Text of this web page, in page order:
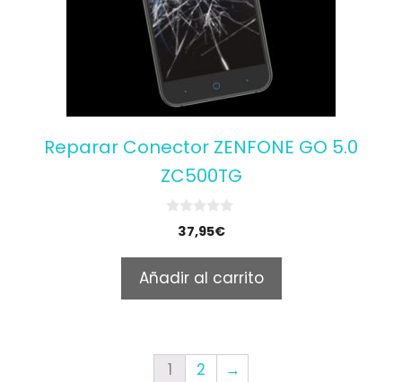
Reparar Conector ZENFONE GO 5.0
ZC500TG
o
f
5
37,95€
Añadir al carrito
1 2 →